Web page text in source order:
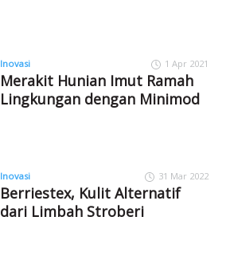
Inovasi 1 Apr 2021
Merakit Hunian Imut Ramah
Lingkungan dengan Minimod
Inovasi 31 Mar 2022
Berriestex, Kulit Alternatif
dari Limbah Stroberi